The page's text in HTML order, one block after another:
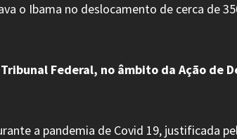
o Ibama no deslocamento de cerca de
Federal, no âmbito da Ação de
a pandemia de Covid 19, justificada